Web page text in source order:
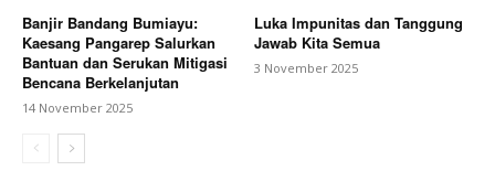
Banjir Bandang Bumiayu:
Kaesang Pangarep Salurkan
Bantuan dan Serukan Mitigasi
Bencana Berkelanjutan
14 November 2025
Luka Impunitas dan Tanggung
Jawab Kita Semua
3 November 2025